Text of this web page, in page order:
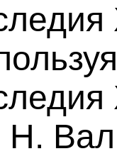
Н.